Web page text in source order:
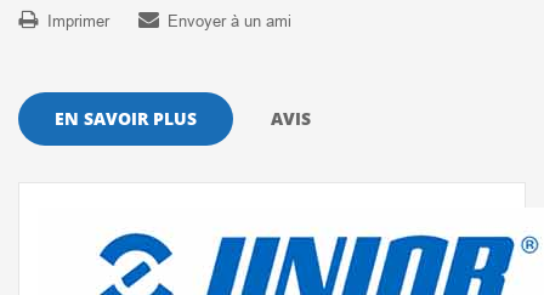
Imprimer Envoyer à un ami
EN SAVOIR PLUS AVIS